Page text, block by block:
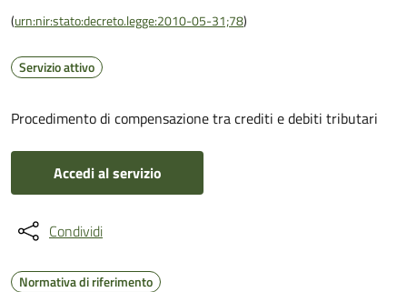
(urn:nir:stato:decreto.legge:2010-05-31;78)
Servizio attivo
Procedimento di compensazione tra crediti e debiti tributari
Accedi al servizio
Condividi
Normativa di riferimento